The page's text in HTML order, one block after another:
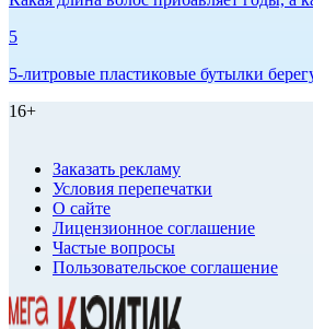
5
5-литровые пластиковые бутылки
16+
Заказать рекламу
Условия перепечатки
О сайте
Лицензионное соглашение
Частые вопросы
Пользовательское соглашение